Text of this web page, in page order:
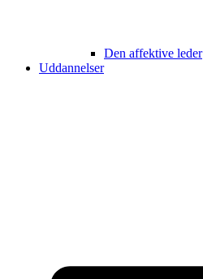
Den affektive leder
Uddannelser